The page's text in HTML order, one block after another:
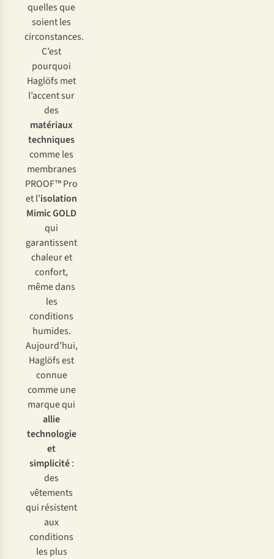
quelles que
soient les
circonstances.
C’est
pourquoi
Haglöfs met
l’accent sur
des
matériaux
techniques
comme les
membranes
PROOF™ Pro
et l’isolation
Mimic GOLD
qui
garantissent
chaleur et
confort,
même dans
les
conditions
humides.
Aujourd’hui,
Haglöfs est
connue
comme une
marque qui
allie
technologie
et
simplicité:
des
vêtements
qui résistent
aux
conditions
les plus